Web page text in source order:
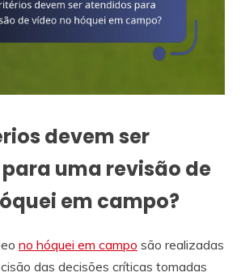
devem ser
uma revisão de
em campo?
no hóquei em campo são realizadas
das decisões críticas tomadas